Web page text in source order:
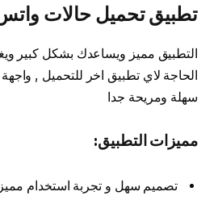
تطبيق تحميل حالات
التطبيق مميز ويساعدك بشكل كبير
الحاجة لاي تطبيق اخر للتحميل ,
سهلة ومريحة جدا
مميزات التطبيق:
تصميم سهل و تجربة استخدام